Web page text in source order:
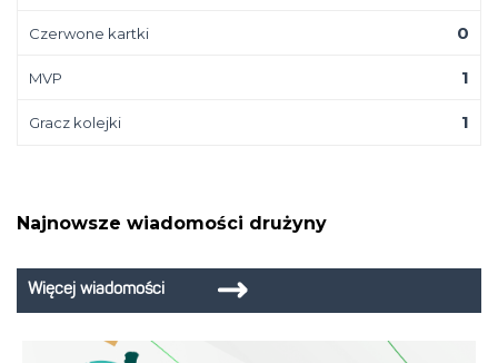
Czerwone kartki 0
MVP 1
Gracz kolejki 1
Najnowsze wiadomości drużyny
Więcej wiadomości